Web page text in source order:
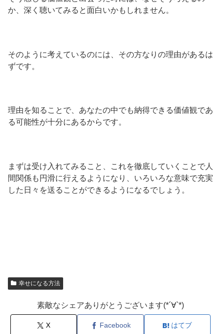
か、深く聴いてみると面白いかもしれません。
そのように考えているのには、その方なりの理由があるは
ずです。
理由を知ることで、あなたの中でも納得できる価値観であ
る可能性が十分にあるからです。
まずは受け入れてみること、これを徹底していくことで人
間関係も円滑に行えるようになり、いろいろな意味で充実
した日々を送ることができるようになるでしょう。
幸せになる方法
素敵なシェアありがとうございます(*´∀`*)
X Facebook はてブ